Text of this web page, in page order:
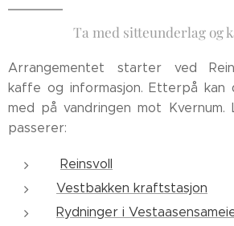
Ta med sitteunderlag og
Arrangementet starter ved
kaffe og informasjon. Etterpå kan
med på vandringen mot Kvernum.
passerer:
Reinsvoll
Vestbakken kraftstasjon
Rydninger i